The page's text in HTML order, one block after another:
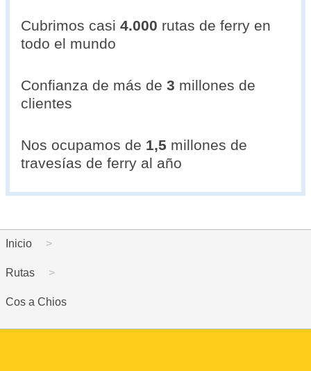
Cubrimos casi 4.000 rutas de ferry en
todo el mundo
Confianza de más de 3 millones de
clientes
Nos ocupamos de 1,5 millones de
travesías de ferry al año
Inicio
Rutas
Cos a Chios